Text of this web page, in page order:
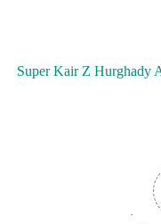
Super Kair Z Hurghady